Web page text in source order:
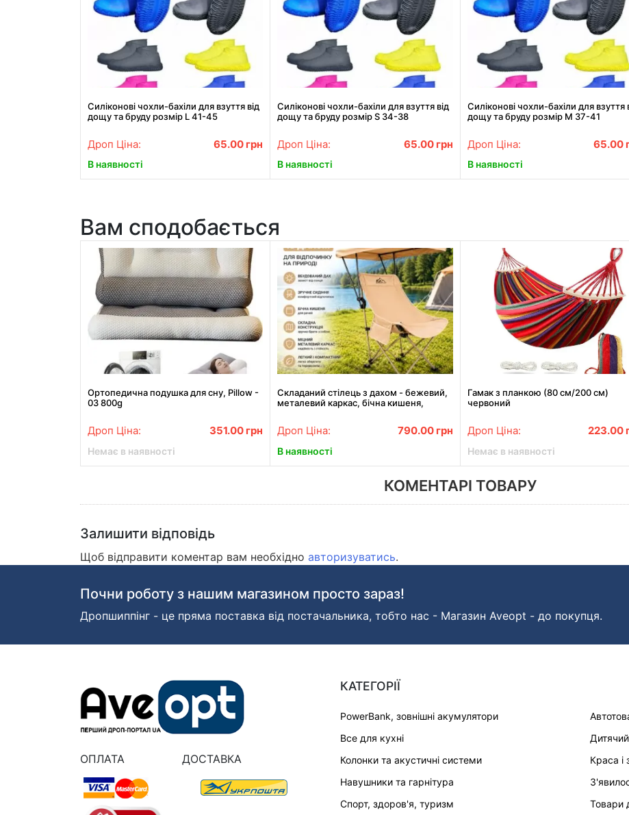
Силіконові чохли-бахіли для взуття від
дощу та бруду розмір L 41-45
Дроп Ціна: 65.00 грн
В наявності
Силіконові чохли-бахіли для взуття від
дощу та бруду розмір S 34-38
Дроп Ціна: 65.00 грн
В наявності
Силіконові чохли-бахіли для взуття
дощу та бруду розмір M 37-41
Дроп Ціна: 65.00
В наявності
Вам сподобається
Ортопедична подушка для сну, Pillow -
03 800g
Дроп Ціна: 351.00 грн
Немає в наявності
Складаний стілець з дахом - бежевий,
металевий каркас, бічна кишеня,
Дроп Ціна: 790.00 грн
В наявності
Гамак з планкою (80 см/200 см)
червоний
Дроп Ціна: 223.00
Немає в наявності
КОМЕНТАРІ ТОВАРУ
Залишити відповідь
Щоб відправити коментар вам необхідно авторизуватись.
Почни роботу з нашим магазином просто зараз!
Дропшиппінг - це пряма поставка від постачальника, тобто нас - Магазин Aveopt - до покупця.
ОПЛАТА ДОСТАВКА
КАТЕГОРІЇ
PowerBank, зовнішні акумулятори
Все для кухні
Колонки та акустичні системи
Краса і
Навушники та гарнітура
Спорт, здоров'я, туризм
Товари